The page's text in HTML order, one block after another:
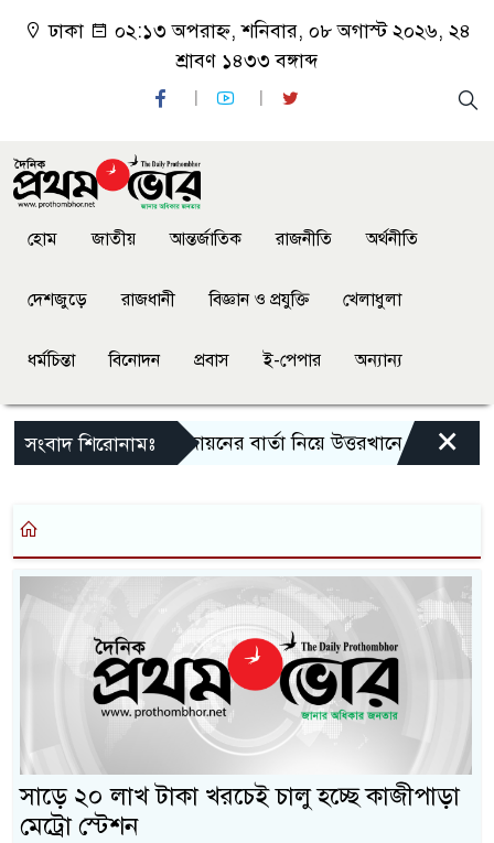
ঢাকা
০২:১৩ অপরাহ্ন, শনিবার, ০৮ অগাস্ট ২০২৬, ২৪
শ্রাবণ ১৪৩৩ বঙ্গাব্দ
হোম জাতীয় আন্তর্জাতিক রাজনীতি অর্থনীতি
দেশজুড়ে রাজধানী বিজ্ঞান ও প্রযুক্তি খেলাধুলা
ধর্মচিন্তা বিনোদন প্রবাস ই-পেপার অন্যান্য
সংবাদ শিরোনামঃ
উন্নয়ন ও সবুজায়নের বার্তা নিয়ে উত্তরখানে এমপি এস
×
সাড়ে ২০ লাখ টাকা খরচেই চালু হচ্ছে কাজীপাড়া
মেট্রো স্টেশন